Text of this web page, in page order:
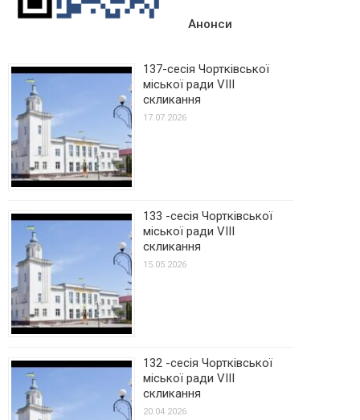
Анонси
137-сесія Чортківської
міської ради VIII
скликання
17.07.2026
133 -сесія Чортківської
міської ради VIII
скликання
15.05.2026
132 -сесія Чортківської
міської ради VIII
скликання
20.04.2026